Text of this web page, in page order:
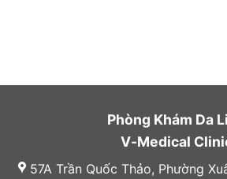
Phòng Khám Da
V-Medical
57A Trần Quốc Thảo, Phường